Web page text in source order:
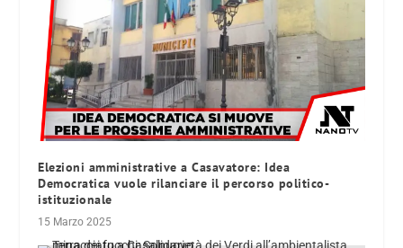
Elezioni amministrative a Casavatore: Idea
Democratica vuole rilanciare il percorso politico-
istituzionale
15 Marzo 2025